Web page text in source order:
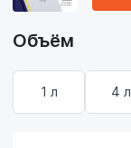
Объём
1 л 4 л